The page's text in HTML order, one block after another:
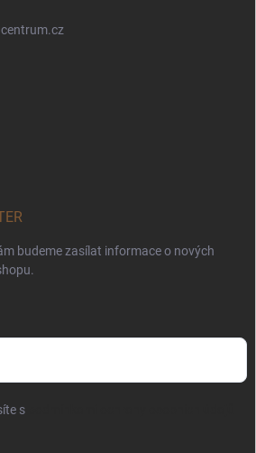
centrum.cz
budeme zasílat informace o nových
s